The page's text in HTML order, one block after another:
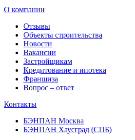
О компании
Отзывы
Объекты строительства
Новости
Вакансии
Застройщикам
Кредитование и ипотека
Франшиза
Вопрос – ответ
Контакты
БЭНПАН Москва
БЭНПАН Хаусград (СПБ)